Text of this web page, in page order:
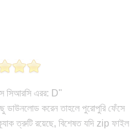
সিআরসি এরর: D"
ডাউনলোড করেন তাহলে পুরোপুরি ফেঁসে
ত্রুটি রয়েছে, বিশেষত যদি zip ফাইল